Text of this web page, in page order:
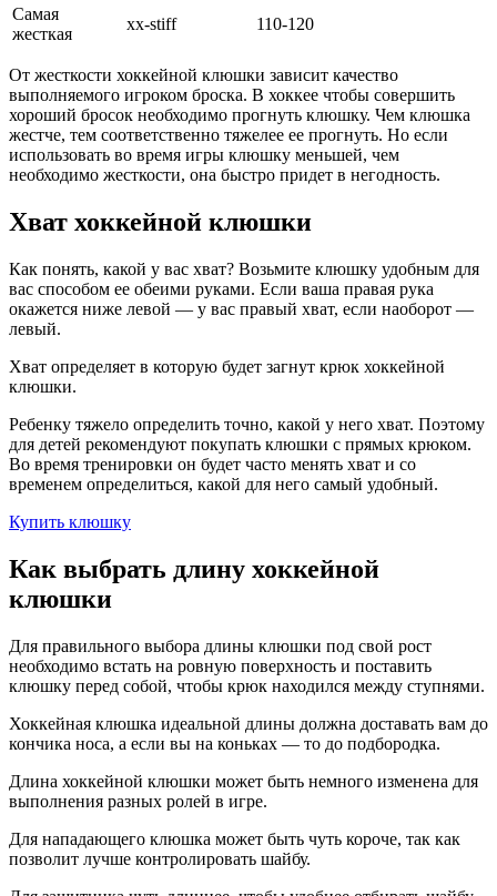
Самая
жесткая
xx-stiff 110-120
От жесткости хоккейной клюшки зависит качество
выполняемого игроком броска. В хоккее чтобы совершить
хороший бросок необходимо прогнуть клюшку. Чем клюшка
жестче, тем соответственно тяжелее ее прогнуть. Но если
использовать во время игры клюшку меньшей, чем
необходимо жесткости, она быстро придет в негодность.
Хват хоккейной клюшки
Как понять, какой у вас хват? Возьмите клюшку удобным для
вас способом ее обеими руками. Если ваша правая рука
окажется ниже левой — у вас правый хват, если наоборот —
левый.
Хват определяет в которую будет загнут крюк хоккейной
клюшки.
Ребенку тяжело определить точно, какой у него хват. Поэтому
для детей рекомендуют покупать клюшки с прямых крюком.
Во время тренировки он будет часто менять хват и со
временем определиться, какой для него самый удобный.
Купить клюшку
Как выбрать длину хоккейной
клюшки
Для правильного выбора длины клюшки под свой рост
необходимо встать на ровную поверхность и поставить
клюшку перед собой, чтобы крюк находился между ступнями.
Хоккейная клюшка идеальной длины должна доставать вам до
кончика носа, а если вы на коньках — то до подбородка.
Длина хоккейной клюшки может быть немного изменена для
выполнения разных ролей в игре.
Для нападающего клюшка может быть чуть короче, так как
позволит лучше контролировать шайбу.